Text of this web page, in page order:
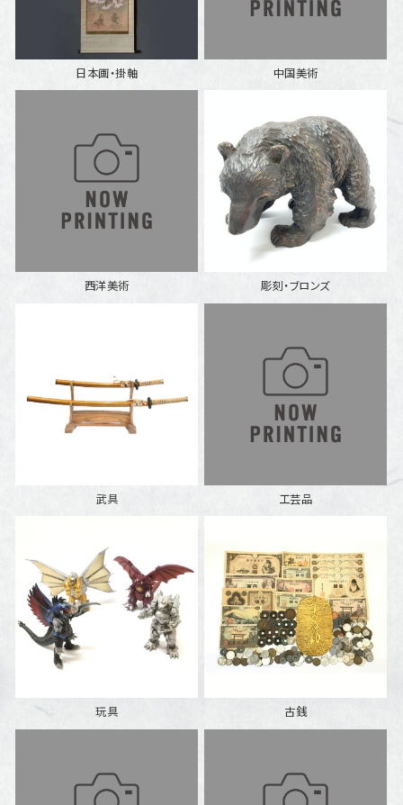
日本画・掛軸 中国美術
西洋美術 彫刻・ブロンズ
武具 工芸品
玩具 古銭